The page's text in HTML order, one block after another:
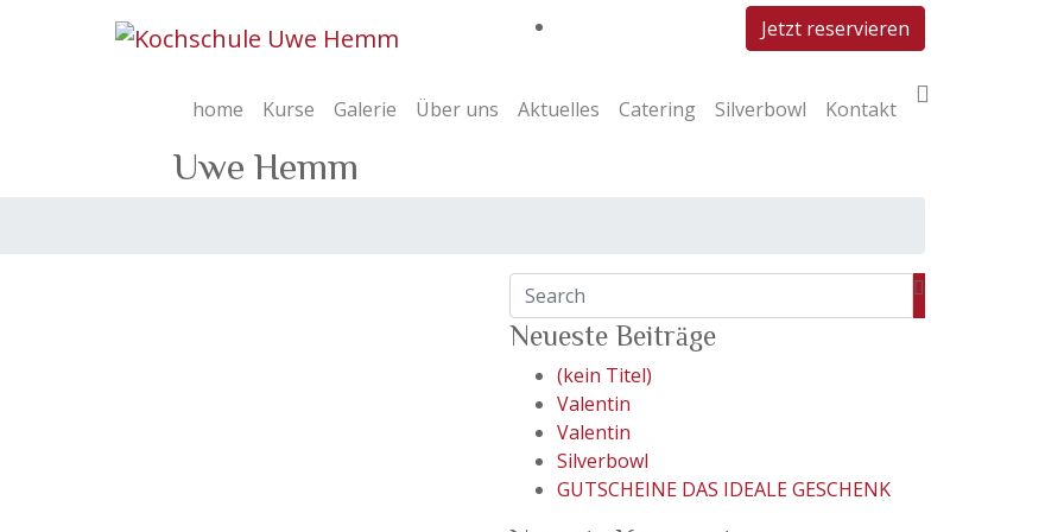
Jetzt reservieren
home Kurse Galerie Über uns Aktuelles Catering Silverbowl Kontakt
Uwe Hemm
Neueste Beiträge
(kein Titel)
Valentin
Valentin
Silverbowl
GUTSCHEINE DAS IDEALE GESCHENK